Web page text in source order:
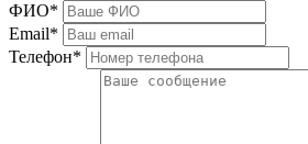
ФИО*
Email*
Телефон*